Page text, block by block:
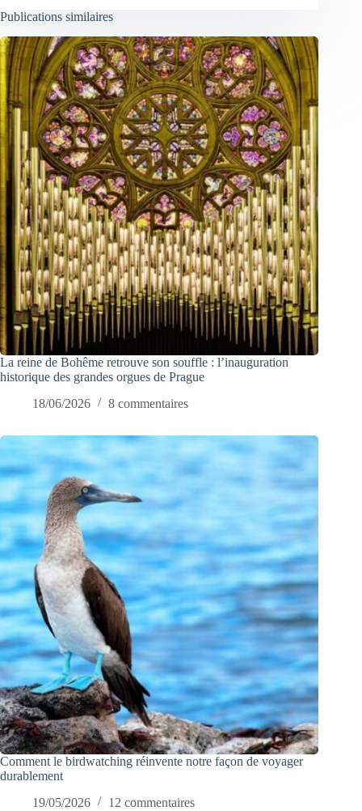
Publications similaires
La reine de Bohême retrouve son souffle : l’inauguration
historique des grandes orgues de Prague
18/06/2026
8 commentaires
Comment le birdwatching réinvente notre façon de voyager
durablement
19/05/2026
12 commentaires